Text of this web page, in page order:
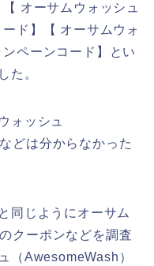
オーサムウォッシュ
ド】【 オーサムウォ
ペーンコード】とい
た。
ォッシュ
どは分からなかった
同じようにオーサム
クーポンなどを調査
（AwesomeWash）